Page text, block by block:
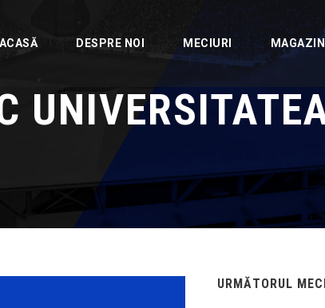
ACASĂ DESPRE NOI MECIURI MAGAZIN
URMĂTORUL